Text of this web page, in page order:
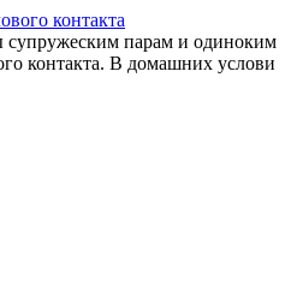
контакта
супружеским парам и одиноким
контакта. В домашних услови